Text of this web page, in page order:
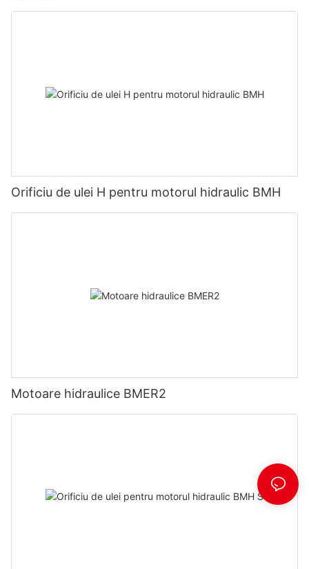
Orificiu de ulei H pentru motorul hidraulic BMH
Motoare hidraulice BMER2